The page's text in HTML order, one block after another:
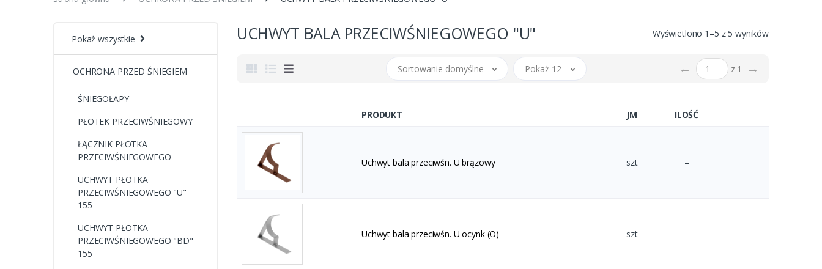
Pokaż wszystkie
OCHRONA PRZED ŚNIEGIEM
ŚNIEGOŁAPY
PŁOTEK PRZECIWŚNIEGOWY
ŁĄCZNIK PŁOTKA
PRZECIWŚNIEGOWEGO
UCHWYT PŁOTKA
PRZECIWŚNIEGOWEGO "U"
155
UCHWYT PŁOTKA
PRZECIWŚNIEGOWEGO "BD"
155
UCHWYT BALA PRZECIWŚNIEGOWEGO "U" Wyświetlono 1–5 z 5 wyników
Sortowanie domyślne Pokaż 12 ← z 1 →
PRODUKT JM ILOŚĆ
Uchwyt bala przeciwśn. U brązowy szt –
Uchwyt bala przeciwśn. U ocynk (O) szt –